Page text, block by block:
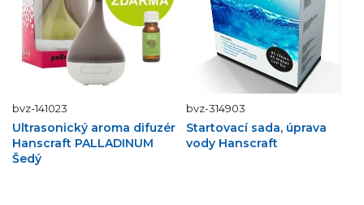
bvz-141023
Ultrasonický aroma difuzér
Hanscraft PALLADINUM
Šedý
bvz-314903
Startovací sada, úprava
vody Hanscraft